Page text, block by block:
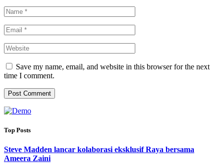
Save my name, email, and website in this browser for the next
time I comment.
Top Posts
Steve Madden lancar kolaborasi eksklusif Raya bersama
Ameera Zaini